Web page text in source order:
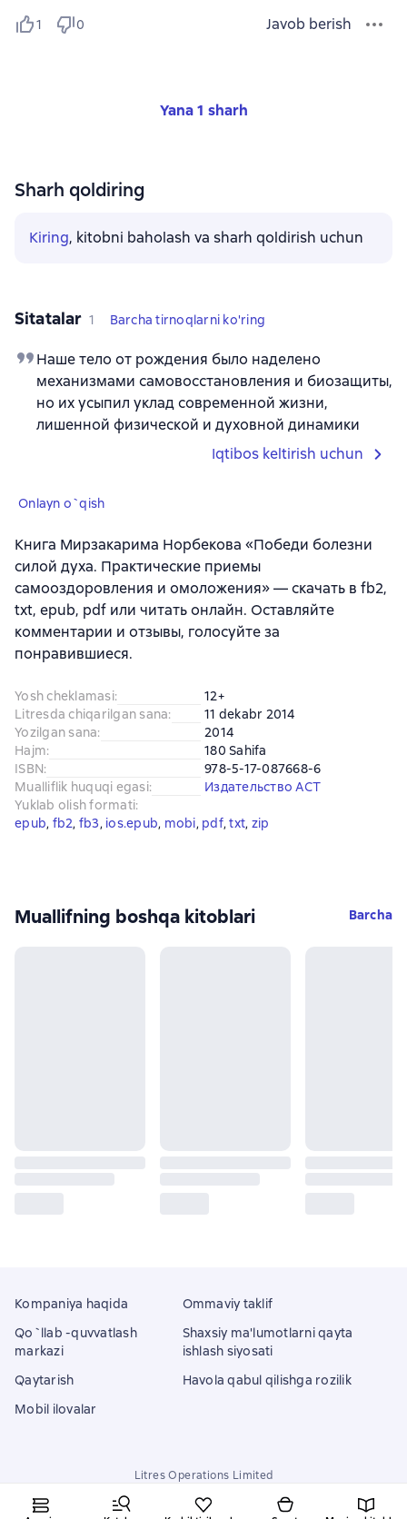
1 0 Javob berish
Yana 1 sharh
Sharh qoldiring
Kiring, kitobni baholash va sharh qoldirish uchun
Sitatalar 1 Barcha tirnoqlarni ko'ring
Наше тело от рождения было наделено
механизмами самовосстановления и биозащиты,
но их усыпил уклад современной жизни,
лишенной физической и духовной динамики
Iqtibos keltirish uchun
Onlayn o`qish
Книга Мирзакарима Норбекова «Победи болезни
силой духа. Практические приемы
самооздоровления и омоложения» — скачать в fb2,
txt, epub, pdf или читать онлайн. Оставляйте
комментарии и отзывы, голосуйте за
понравившиеся.
Yosh cheklamasi:
12+
Litresda chiqarilgan sana:
11 dekabr 2014
Yozilgan sana:
2014
Hajm:
180 Sahifa
ISBN:
978-5-17-087668-6
Mualliflik huquqi egasi:
Издательство АСТ
Yuklab olish formati:
epub, fb2, fb3, ios.epub, mobi, pdf, txt, zip
Muallifning boshqa kitoblari Barcha
Kompaniya haqida
Qo`llab -quvvatlash
markazi
Qaytarish
Mobil ilovalar
Ommaviy taklif
Shaxsiy ma'lumotlarni qayta
ishlash siyosati
Havola qabul qilishga rozilik
Litres Operations Limited